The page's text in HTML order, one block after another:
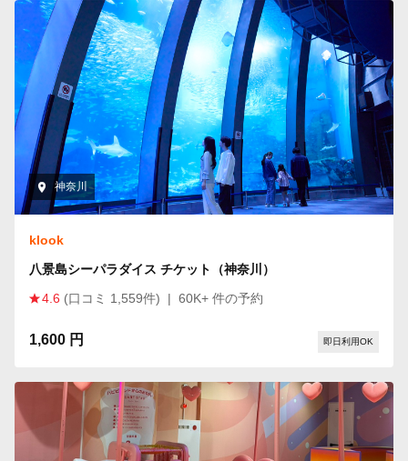
神奈川
klook
八景島シーパラダイス チケット（神奈川）
4.6 (口コミ 1,559件) | 60K+ 件の予約
1,600 円 即日利用OK